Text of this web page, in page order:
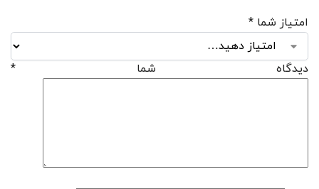
امتیاز شما *
دیدگاه شما *